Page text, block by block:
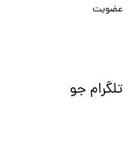
عضویت
تلگرام جو